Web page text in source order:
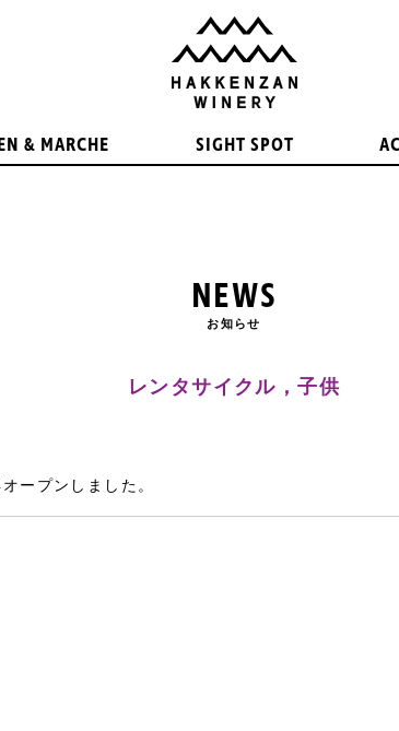
& MARCHE SIGHT SPOT
NEWS
お知らせ
レンタサイクル，子供
ープンしました。